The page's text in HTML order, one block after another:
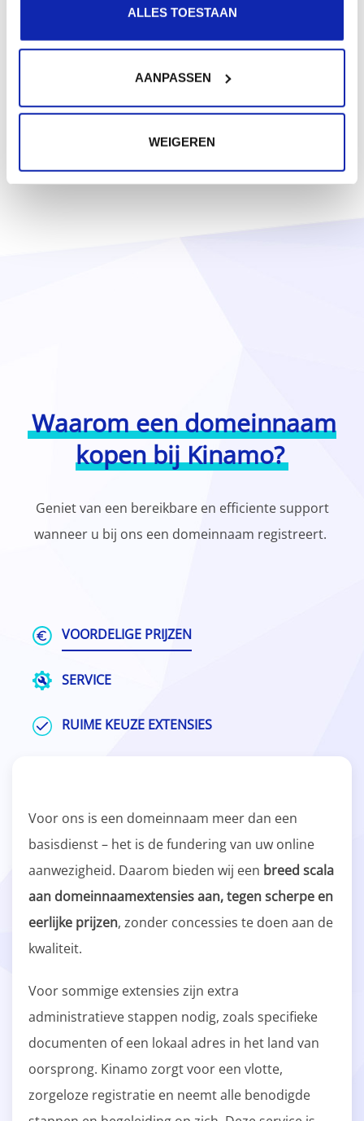
ALLES TOESTAAN
AANPASSEN
WEIGEREN
Waarom een domeinnaam
kopen bij Kinamo?
Geniet van een bereikbare en efficiente support
wanneer u bij ons een domeinnaam registreert.
VOORDELIGE PRIJZEN
SERVICE
RUIME KEUZE EXTENSIES
Voor ons is een domeinnaam meer dan een
basisdienst – het is de fundering van uw online
aanwezigheid. Daarom bieden wij een breed scala
aan domeinnaamextensies aan, tegen scherpe en
eerlijke prijzen, zonder concessies te doen aan de
kwaliteit.
Voor sommige extensies zijn extra
administratieve stappen nodig, zoals specifieke
documenten of een lokaal adres in het land van
oorsprong. Kinamo zorgt voor een vlotte,
zorgeloze registratie en neemt alle benodigde